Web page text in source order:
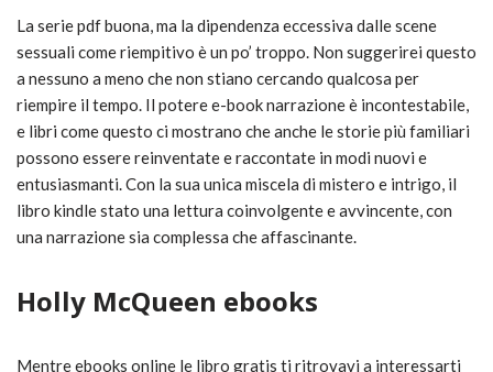
La serie pdf buona, ma la dipendenza eccessiva dalle scene
sessuali come riempitivo è un po’ troppo. Non suggerirei questo
a nessuno a meno che non stiano cercando qualcosa per
riempire il tempo. Il potere e-book narrazione è incontestabile,
e libri come questo ci mostrano che anche le storie più familiari
possono essere reinventate e raccontate in modi nuovi e
entusiasmanti. Con la sua unica miscela di mistero e intrigo, il
libro kindle stato una lettura coinvolgente e avvincente, con
una narrazione sia complessa che affascinante.
Holly McQueen ebooks
Mentre ebooks online le libro gratis ti ritrovavi a interessarti